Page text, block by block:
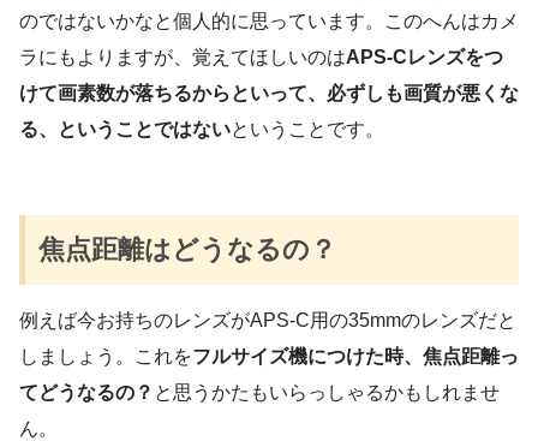
のではないかなと個人的に思っています。このへんはカメ
ラにもよりますが、覚えてほしいのはAPS-Cレンズをつ
けて画素数が落ちるからといって、必ずしも画質が悪くな
る、ということではないということです。
焦点距離はどうなるの？
例えば今お持ちのレンズがAPS-C用の35mmのレンズだと
しましょう。これをフルサイズ機につけた時、焦点距離っ
てどうなるの？ と思うかたもいらっしゃるかもしれませ
ん。